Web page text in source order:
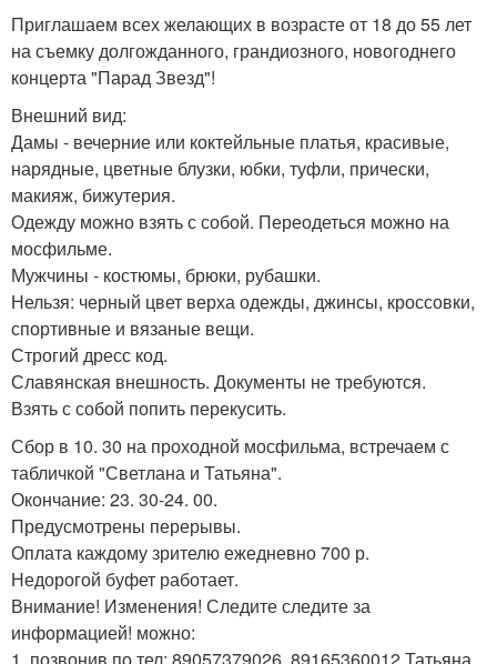
Приглашаем всех желающих в возрасте от 18 до 55 лет
на съемку долгожданного, грандиозного, новогоднего
концерта "Парад Звезд"!
Внешний вид:
Дамы - вечерние или коктейльные платья, красивые,
нарядные, цветные блузки, юбки, туфли, прически,
макияж, бижутерия.
Одежду можно взять с собой. Переодеться можно на
мосфильме.
Мужчины - костюмы, брюки, рубашки.
Нельзя: черный цвет верха одежды, джинсы, кроссовки,
спортивные и вязаные вещи.
Строгий дресс код.
Славянская внешность. Документы не требуются.
Взять с собой попить перекусить.
Сбор в 10. 30 на проходной мосфильма, встречаем с
табличкой "Светлана и Татьяна".
Окончание: 23. 30-24. 00.
Предусмотрены перерывы.
Оплата каждому зрителю ежедневно 700 р.
Недорогой буфет работает.
Внимание! Изменения! Следите следите за
информацией! можно: